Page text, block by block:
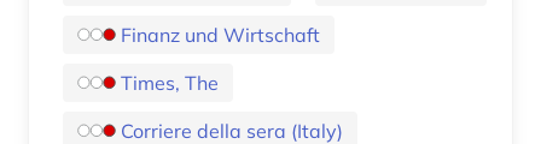
Finanz und Wirtschaft
Times, The
Corriere della sera (Italy)